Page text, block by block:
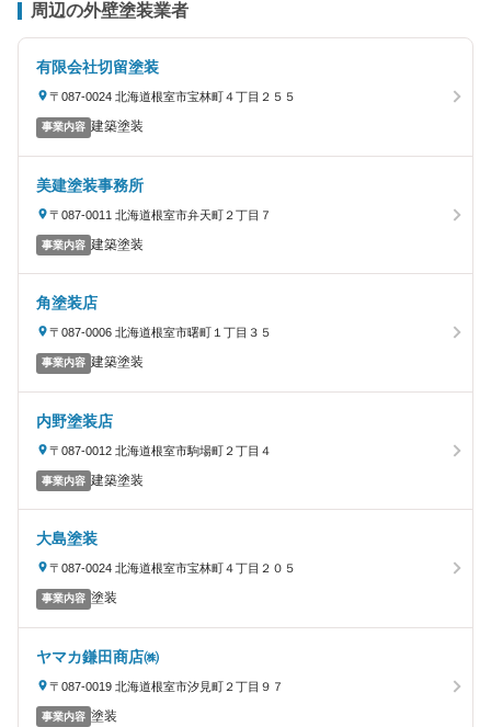
周辺の外壁塗装業者
有限会社切留塗装
〒087-0024 北海道根室市宝林町４丁目２５５
事業内容 建築塗装
美建塗装事務所
〒087-0011 北海道根室市弁天町２丁目７
事業内容 建築塗装
角塗装店
〒087-0006 北海道根室市曙町１丁目３５
事業内容 建築塗装
内野塗装店
〒087-0012 北海道根室市駒場町２丁目４
事業内容 建築塗装
大島塗装
〒087-0024 北海道根室市宝林町４丁目２０５
事業内容 塗装
ヤマカ鎌田商店㈱
〒087-0019 北海道根室市汐見町２丁目９７
事業内容 塗装